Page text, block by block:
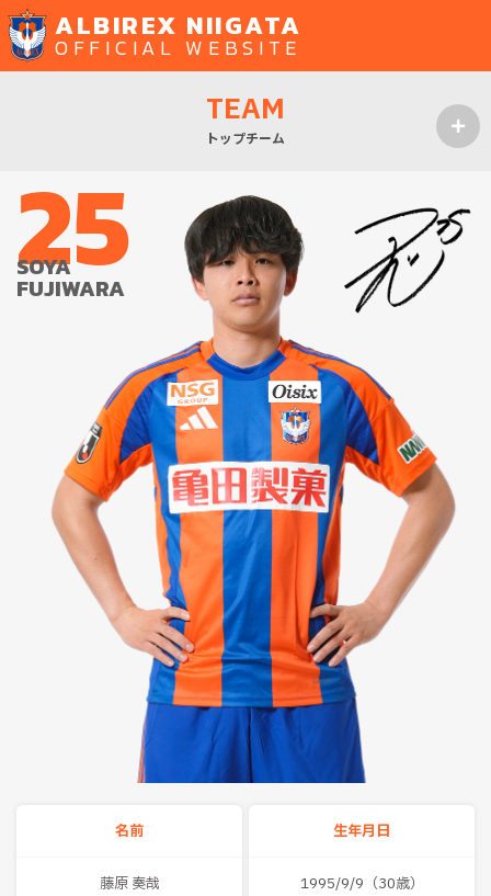
ALBIREX NIIGATA
OFFICIAL WEBSITE
TEAM
トップチーム
25
SOYA
FUJIWARA
名前
藤原 奏哉
生年月日
1995/9/9（30歳）